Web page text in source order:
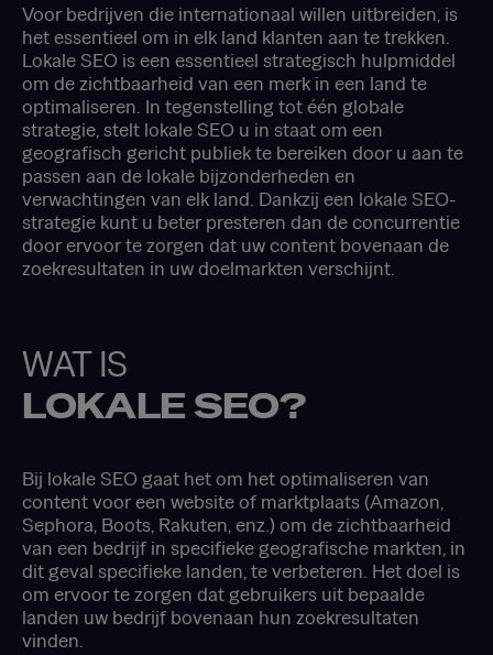
Voor bedrijven die internationaal willen uitbreiden, is
het essentieel om in elk land klanten aan te trekken.
Lokale SEO is een essentieel strategisch hulpmiddel
om de zichtbaarheid van een merk in een land te
optimaliseren. In tegenstelling tot één globale
strategie, stelt lokale SEO u in staat om een
geografisch gericht publiek te bereiken door u aan te
passen aan de lokale bijzonderheden en
verwachtingen van elk land. Dankzij een lokale SEO-
strategie kunt u beter presteren dan de concurrentie
door ervoor te zorgen dat uw content bovenaan de
zoekresultaten in uw doelmarkten verschijnt.
WAT IS
LOKALE SEO?
Bij lokale SEO gaat het om het optimaliseren van
content voor een website of marktplaats (Amazon,
Sephora, Boots, Rakuten, enz.) om de zichtbaarheid
van een bedrijf in specifieke geografische markten, in
dit geval specifieke landen, te verbeteren. Het doel is
om ervoor te zorgen dat gebruikers uit bepaalde
landen uw bedrijf bovenaan hun zoekresultaten
vinden.